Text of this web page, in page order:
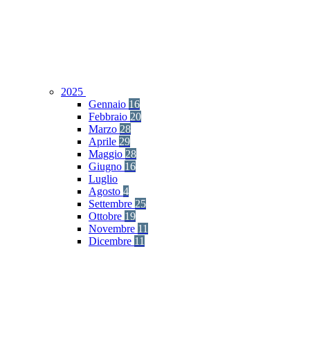
2025
Gennaio 16
Febbraio 20
Marzo 28
Aprile 29
Maggio 28
Giugno 16
Luglio
Agosto 4
Settembre 25
Ottobre 19
Novembre 11
Dicembre 11